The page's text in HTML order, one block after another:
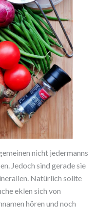
nicht jedermanns
Jedoch sind gerade sie
Natürlich sollte
eklen sich von
hören und noch